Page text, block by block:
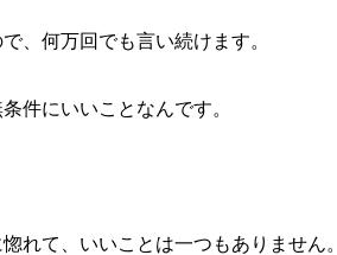
、何万回でも言い続けます。
件にいいことなんです。
れて、いいことは一つもありません。